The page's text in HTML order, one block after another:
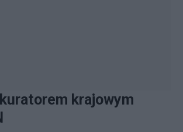
krajowym